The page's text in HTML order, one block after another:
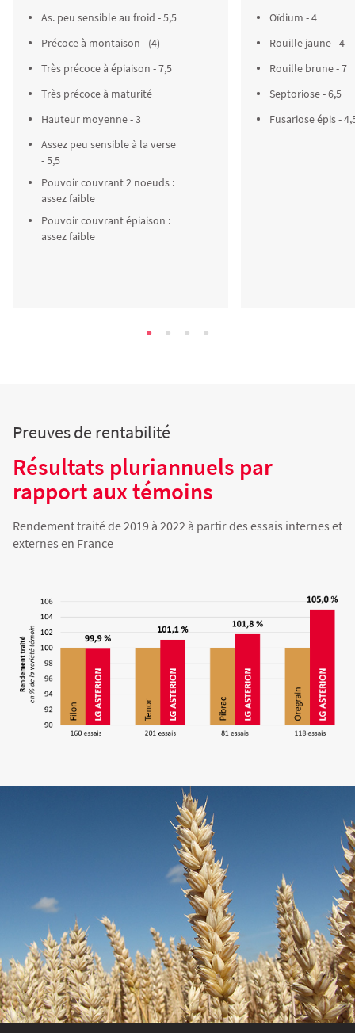
As. peu sensible au froid - 5,5
Précoce à montaison - (4)
Très précoce à épiaison - 7,5
Très précoce à maturité
Hauteur moyenne - 3
Assez peu sensible à la verse
- 5,5
Pouvoir couvrant 2 noeuds :
assez faible
Pouvoir couvrant épiaison :
assez faible
Oïdium - 4
Rouille jaune - 4
Rouille brune - 7
Septoriose - 6,5
Fusariose épis -
Preuves de rentabilité
Résultats pluriannuels par
rapport aux témoins
Rendement traité de 2019 à 2022 à partir des essais internes et
externes en France